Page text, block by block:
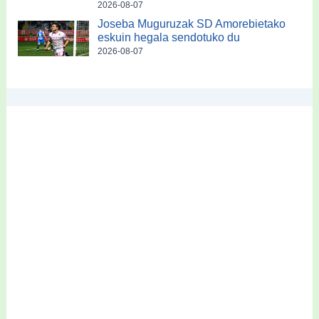
2026-08-07
Joseba Muguruzak SD Amorebietako
eskuin hegala sendotuko du
2026-08-07